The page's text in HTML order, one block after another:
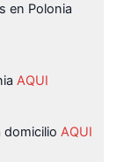
en Polonia
AQUI
domicilio AQUI